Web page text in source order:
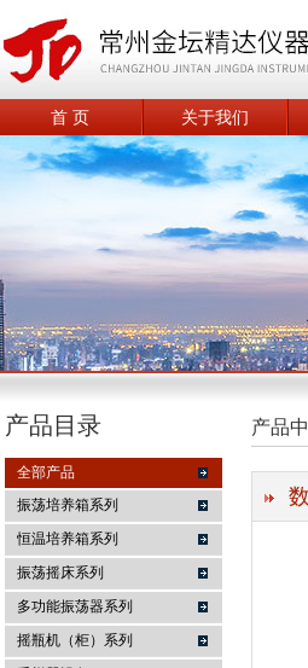
常州金坛精达仪器制造有限公司
首 页 关于我们
产品目录
全部产品
振荡培养箱系列
恒温培养箱系列
振荡摇床系列
多功能振荡器系列
摇瓶机（柜）系列
产品